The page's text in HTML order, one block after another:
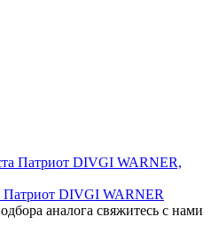
Патриот DIVGI WARNER
аналога свяжитесь с нами